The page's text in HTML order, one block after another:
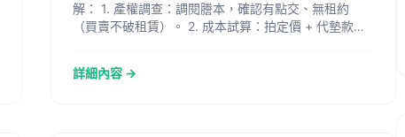
解： 1. 產權調查：調閱謄本，確認有點交、無租約
（買賣不破租賃）。 2. 成本試算：拍定價 + 代墊款利
詳細內容 →